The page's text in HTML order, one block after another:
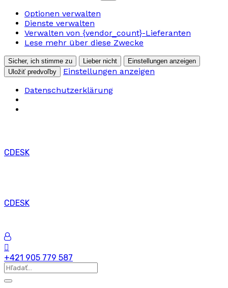
Optionen verwalten
Dienste verwalten
Verwalten von {vendor_count}-Lieferanten
Lese mehr über diese Zwecke
Sicher, ich stimme zu Lieber nicht
Einstellungen anzeigen
Uložiť predvoľby
Einstellungen anzeigen
Datenschutzerklärung
CDESK
CDESK
+421 905 779 587